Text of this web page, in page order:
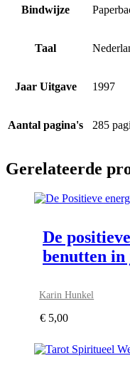
Bindwijze
Taal
Jaar Uitgave 1997
Aantal pagina's 285
Gerelateerde
De
benutten in
Karin Hunkel
€ 5,00